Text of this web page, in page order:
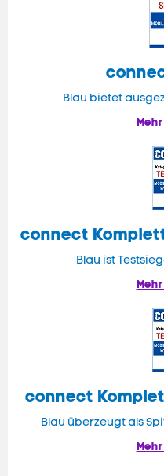
Blau bietet
connect
Blau ist
connect
Blau überzeugt als